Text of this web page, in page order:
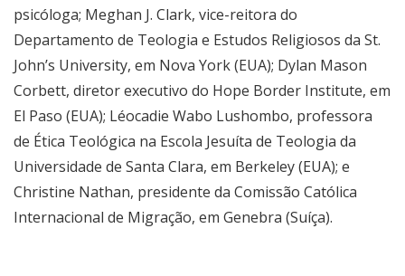
psicóloga; Meghan J. Clark, vice-reitora do
Departamento de Teologia e Estudos Religiosos da St.
John’s University, em Nova York (EUA); Dylan Mason
Corbett, diretor executivo do Hope Border Institute, em
El Paso (EUA); Léocadie Wabo Lushombo, professora
de Ética Teológica na Escola Jesuíta de Teologia da
Universidade de Santa Clara, em Berkeley (EUA); e
Christine Nathan, presidente da Comissão Católica
Internacional de Migração, em Genebra (Suíça).